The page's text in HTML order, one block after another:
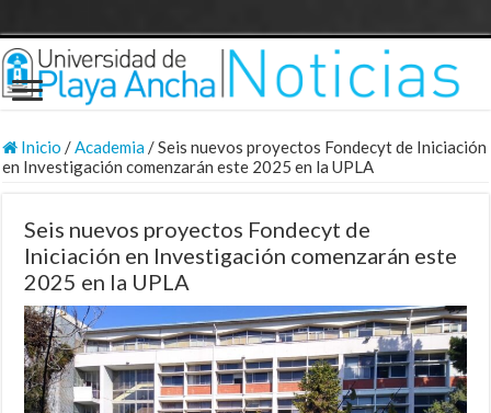
Inicio /Academia/Seis nuevos proyectos Fondecyt de Iniciación
en Investigación comenzarán este 2025 en la UPLA
Seis nuevos proyectos Fondecyt de
Iniciación en Investigación comenzarán este
2025 en la UPLA